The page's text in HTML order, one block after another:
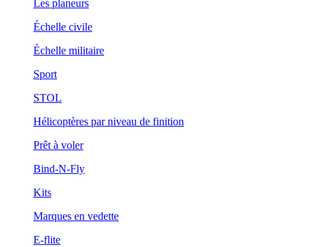
Les planeurs
Échelle civile
Échelle militaire
Sport
STOL
Hélicoptères par niveau de finition
Prêt à voler
Bind-N-Fly
Kits
Marques en vedette
E-flite